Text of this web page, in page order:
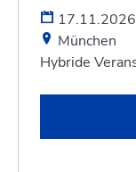
München
Hybride